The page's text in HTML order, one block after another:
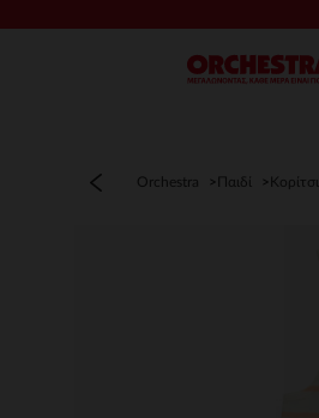
Μενού
Orchestra Παιδί Κορίτσι